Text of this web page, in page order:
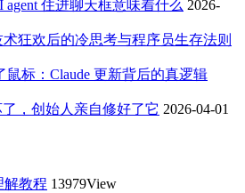
住进聊天框意味着什么 2026-
术狂欢后的冷思考与程序员生存法则
标：Claude 更新背后的真逻辑
，创始人亲自修好了它 2026-04-01
解教程 13979View